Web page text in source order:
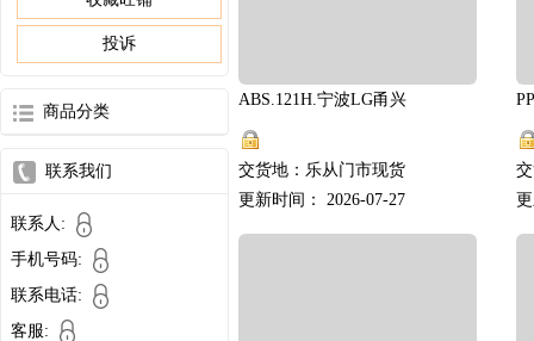
投诉
商品分类
联系我们
联系人:
手机号码:
联系电话:
客服:
ABS.121H.宁波LG甬兴
交货地：乐从门市现货
更新时间： 2026-07-27